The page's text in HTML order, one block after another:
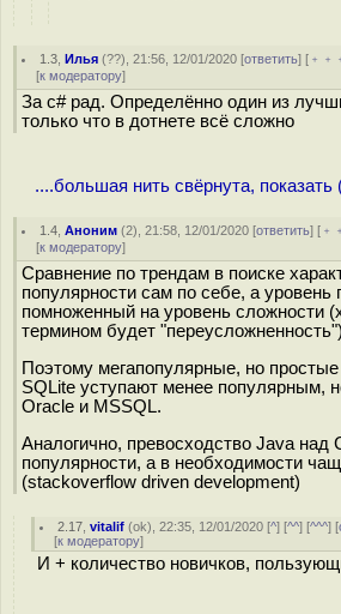
1.3 ,Илья (??), 21:56, 12/01/2020 [ответить] [
[к модератору]
За c# рад. Определённо один из
только что в дотнете всё сложно
....большая нить свёрнута, показать
1.4 ,Аноним (2), 21:58, 12/01/2020 [ответить] [
[к модератору]
Сравнение по трендам в поиске
популярности сам по себе, а уровень
помноженный на уровень сложности
термином будет
Поэтому мегапопулярные, но
SQLite уступают менее популярным,
Oracle и MSSQL.
Аналогично, превосходство Java над
популярности, а в необходимости
(stackoverflow driven development)
2.17 ,vitalif (ok), 22:35, 12/01/2020 [^] [^^] [^^^] [
[к модератору]
И + количество новичков,